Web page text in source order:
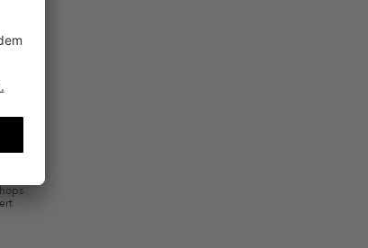
über nicht bestellte Waren in meinem Warenkorb
für die Zukunft widerrufen.
sein. Es gelten die in den AGB §9 festgelegten